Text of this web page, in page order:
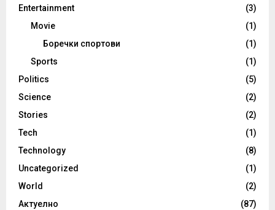
Entertainment
(3)
Movie
(1)
Боречки спортови
(1)
Sports
(1)
Politics
(5)
Science
(2)
Stories
(2)
Tech
(1)
Technology
(8)
Uncategorized
(1)
World
(2)
Актуелно
(87)